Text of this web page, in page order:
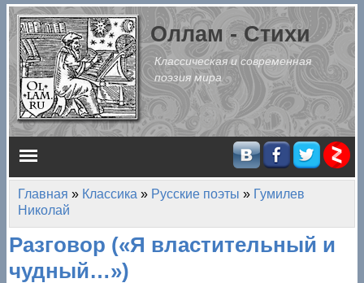
Перейти к основному содержанию
Оллам - Стихи
Классическая и современная
поэзия мира
Главное меню
Вы здесь
Главная » Классика » Русские поэты » Гумилев
Николай
Разговор («Я властительный и
чудный…»)